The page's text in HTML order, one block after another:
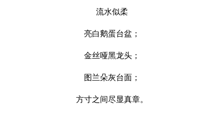
流水似柔
亮白鹅蛋台盆；
金丝哑黑龙头；
图兰朵灰台面；
方寸之间尽显真章。